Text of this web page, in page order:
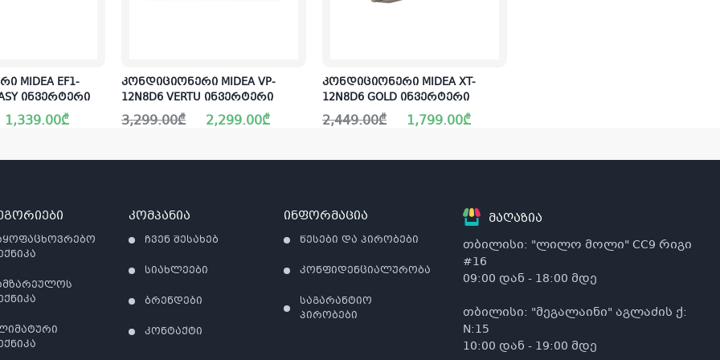
MIDEA EF1-
ინვერტერი
1,339.00₾
კონდიციონერი MIDEA VP-
12N8D6 VERTU ინვერტერი
3,299.00₾
Original
price
3,299.00₾.
2,299.00₾
Current
price
2,299.00₾.
კონდიციონერი MIDEA XT-
12N8D6 GOLD ინვერტერი
2,449.00₾
Original
price
2,449.00₾.
1,799.00₾
Current
price
1,799.00₾.
კომპანია
ჩვენ შესახებ
სიახლეები
ბრენდები
კონტაქტი
ინფორმაცია
წესები და პირობები
კონფიდენციალურობა
საგარანტიო
პირობები
მაღაზია
თბილისი: "ლილო მოლი" CC9 რიგი
#16
09:00 დან - 18:00 მდე
თბილისი: "მეგალაინი" აგლაძის ქ:
N:15
10:00 დან - 19:00 მდე